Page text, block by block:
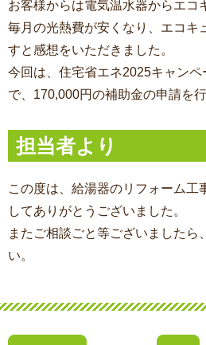
お客様からは電気温水器からエコ
毎月の光熱費が安くなり、エコキ
すと感想をいただきました。
今回は、住宅省エネ2025キャン
で、170,000円の補助金の申請を行
担当者より
この度は、給湯器のリフォーム工
してありがとうございました。
またご相談ごと等ございましたら
い。